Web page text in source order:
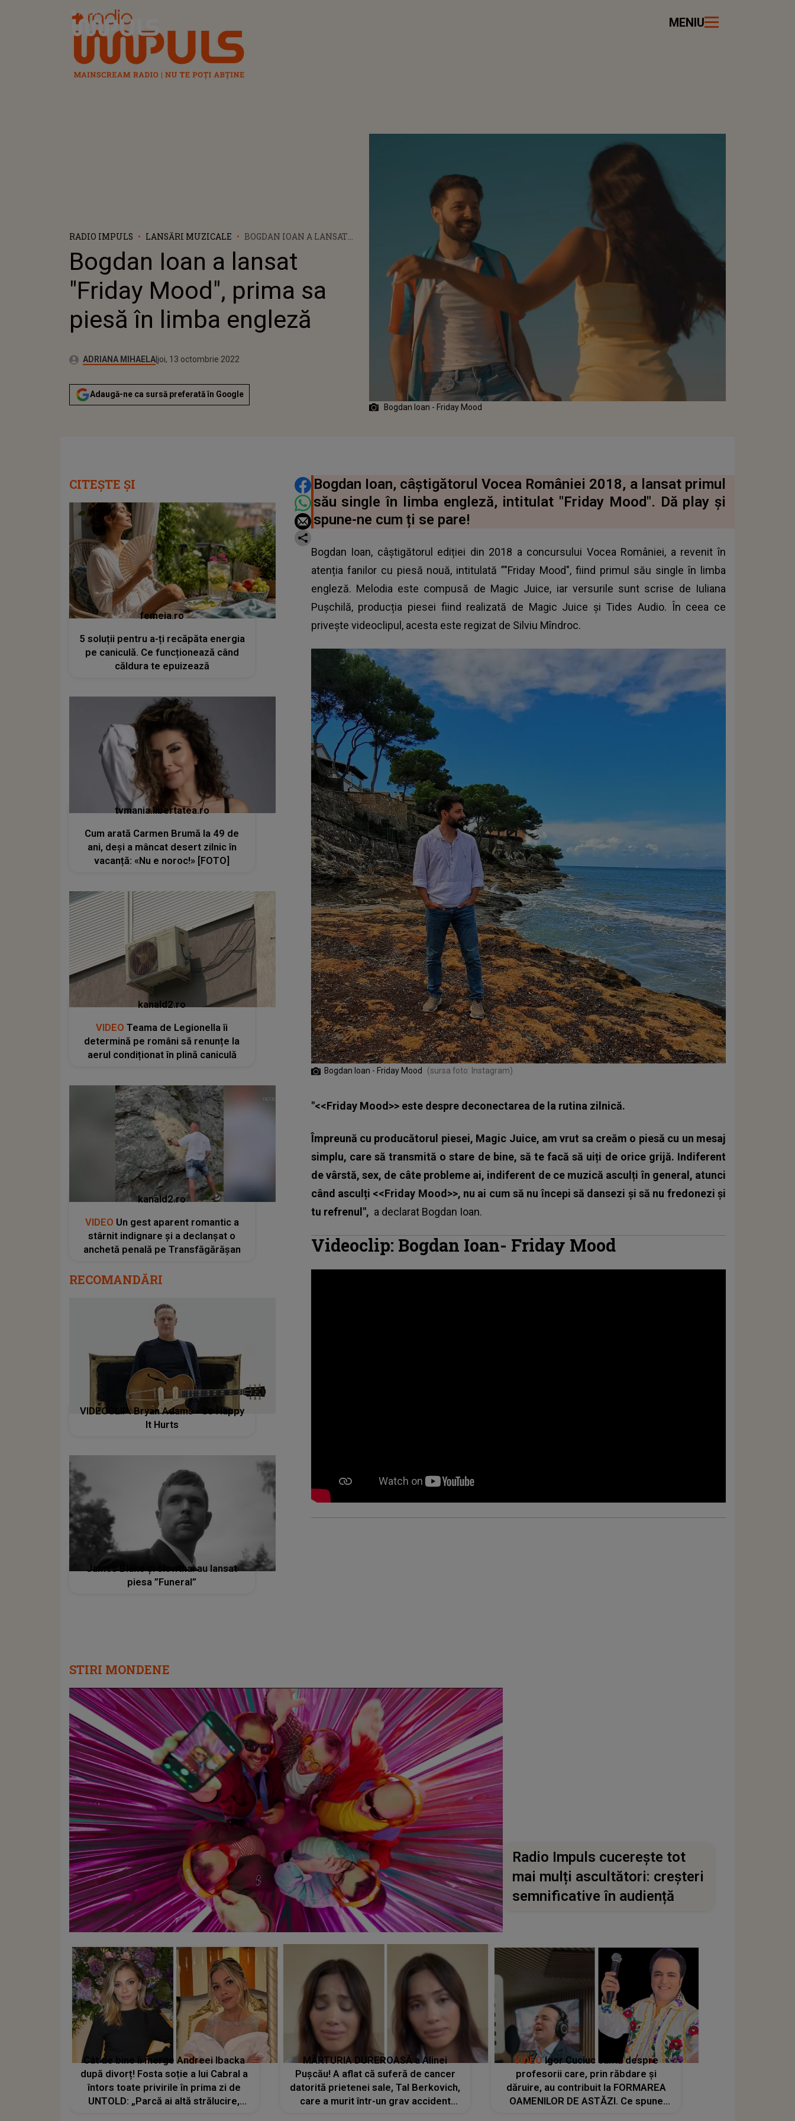
Radio Impuls MENIU
RADIO IMPULS LANSĂRI MUZICALE
BOGDAN IOAN A LANSAT
PIESĂ ÎN LIMBA ENGLEZĂ
Bogdan Ioan a lansat
"Friday Mood", prima sa
piesă în limba engleză
Autor:ADRIANA MIHAELAPublicat:
miercuri, 13 octombrie 2021
Actualizat:
joi, 13 octombrie 2022
Adaugă-ne ca sursă preferată în Google
Bogdan Ioan - Friday Mood
DISTRIBUIE ARTICOLUL
Bogdan Ioan, câștigătorul Vocea României 2018, a lansat primul
său single în limba engleză, intitulat "Friday Mood". Dă play și
spune-ne cum ți se pare!
Bogdan Ioan, câștigătorul ediției din 2018 a concursului Vocea României, a revenit în
atenția fanilor cu piesă nouă, intitulată ”"Friday Mood", fiind primul său single în limba
engleză. Melodia este compusă de Magic Juice, iar versurile sunt scrise de Iuliana
Pușchilă, producția piesei fiind realizată de Magic Juice și Tides Audio. În ceea ce
privește videoclipul, acesta este regizat de Silviu Mîndroc.
Bogdan Ioan - Friday Mood (sursa foto: Instagram)
"<<Friday Mood>> este despre deconectarea de la rutina zilnică.
Împreună cu producătorul piesei, Magic Juice, am vrut sa creăm o piesă cu un mesaj
simplu, care să transmită o stare de bine, să te facă să uiți de orice grijă. Indiferent
de vârstă, sex, de câte probleme ai, indiferent de ce muzică asculți în general, atunci
când asculți <<Friday Mood>>, nu ai cum să nu începi să dansezi și să nu fredonezi și
tu refrenul", a declarat Bogdan Ioan.
Videoclip: Bogdan Ioan- Friday Mood
CITEȘTE ȘI
femeia.ro
5 soluții pentru a-ți recăpăta energia
pe caniculă. Ce funcționează când
căldura te epuizează
tvmania.libertatea.ro
Cum arată Carmen Brumă la 49 de
ani, deși a mâncat desert zilnic în
vacanță: «Nu e noroc!» [FOTO]
kanald2.ro
VIDEO Teama de Legionella îi
determină pe români să renunțe la
aerul condiționat în plină caniculă
kanald2.ro
VIDEO Un gest aparent romantic a
stârnit indignare și a declanșat o
anchetă penală pe Transfăgărășan
RECOMANDĂRI
VIDEOCLIP: Bryan Adams - So Happy
It Hurts
James Blake și slowthai au lansat
piesa ”Funeral”
STIRI MONDENE
Radio Impuls cucerește tot
mai mulți ascultători: creșteri
semnificative în audiență
Cât de bine îi merge Andreei Ibacka
după divorț! Fosta soție a lui Cabral a
întors toate privirile în prima zi de
UNTOLD: „Parcă ai altă strălucire,
MĂRTURIA DUREROASĂ a Alinei
Pușcău! A aflat că suferă de cancer
datorită prietenei sale, Tal Berkovich,
care a murit într-un grav accident
VIDEOIgor Cuciuc cântă despre
profesorii care, prin răbdare și
dăruire, au contribuit la FORMAREA
OAMENILOR DE ASTĂZI. Ce spune